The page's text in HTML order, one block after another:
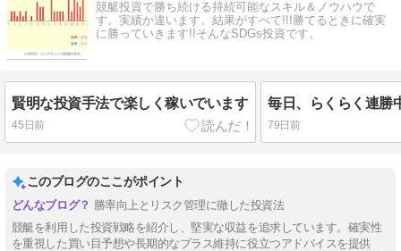
競艇投資で勝ち続ける持続可能なスキル＆ノウハウで
す。実績か違います。結果がすべて!!!勝てるときに確実
に勝っていきます!!そんなSDGs投資です。
賢明な投資手法で楽しく稼いでいます
45日前 79日前
このブログのここがポイント
勝率向上とリスク管理に徹した投資法
競艇を利用した投資戦略を紹介し、堅実な収益を追求しています。確実性
を重視した買い目予想や長期的なプラス維持に役立つアドバイスを提供